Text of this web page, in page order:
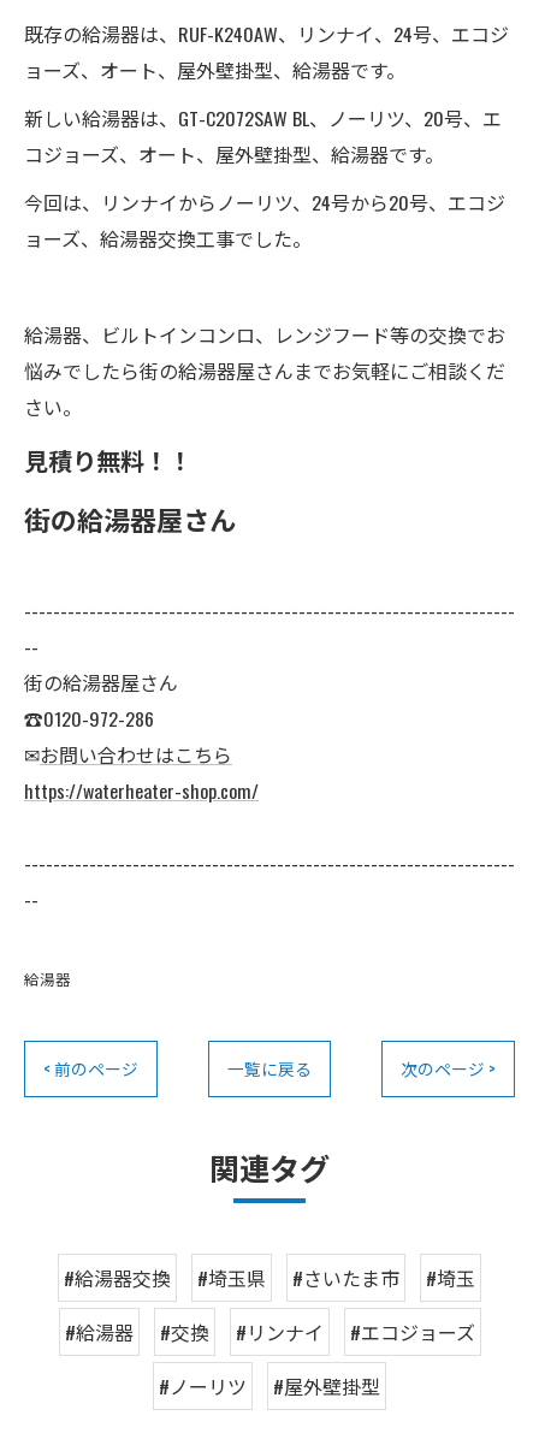
既存の給湯器は、RUF-K240AW、リンナイ、24号、エコジ
ョーズ、オート、屋外壁掛型、給湯器です。
新しい給湯器は、GT-C2072SAW BL、ノーリツ、20号、エ
コジョーズ、オート、屋外壁掛型、給湯器です。
今回は、リンナイからノーリツ、24号から20号、エコジ
ョーズ、給湯器交換工事でした。
給湯器、ビルトインコンロ、レンジフード等の交換でお
悩みでしたら街の給湯器屋さんまでお気軽にご相談くだ
さい。
見積り無料！！
街の給湯器屋さん
--------------------------------------------------------------------
--
街の給湯器屋さん
☎0120-972-286
✉お問い合わせはこちら
https://waterheater-shop.com/
--------------------------------------------------------------------
--
給湯器
< 前のページ 一覧に戻る 次のページ >
関連タグ
#給湯器交換 #埼玉県 #さいたま市
#埼玉
#給湯器
#交換 #リンナイ
#エコジョーズ
#ノーリツ
#屋外壁掛型